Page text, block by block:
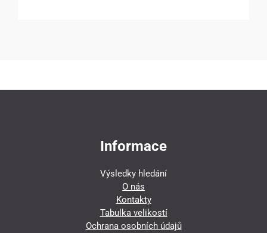
Informace
Výsledky hledání
O nás
Kontakty
Tabulka velikostí
Ochrana osobních údajů